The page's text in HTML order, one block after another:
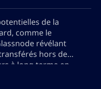
de la
comme le
révélant
hors des
à long terme en